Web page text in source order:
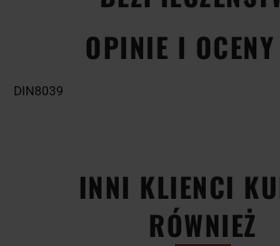
OPINIE I
DIN8039
INNI KLIENCI
RÓWNIEŻ